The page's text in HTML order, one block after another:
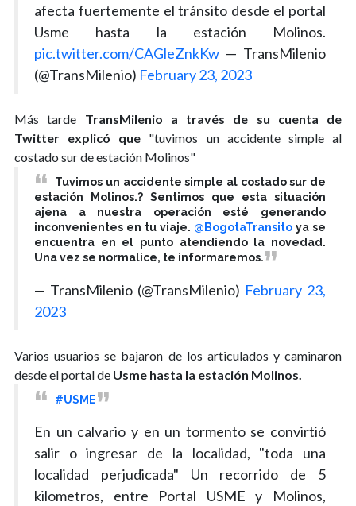
afecta fuertemente el tránsito desde el portal
Usme hasta la estación Molinos.
pic.twitter.com/CAGleZnkKw — TransMilenio
(@TransMilenio) February 23, 2023
Más tarde TransMilenio a través de su cuenta de
Twitter explicó que "tuvimos un accidente simple al
costado sur de estación Molinos"
Tuvimos un accidente simple al costado sur de
estación Molinos.? Sentimos que esta situación
ajena a nuestra operación esté generando
inconvenientes en tu viaje. @BogotaTransito ya se
encuentra en el punto atendiendo la novedad.
Una vez se normalice, te informaremos.
— TransMilenio (@TransMilenio) February 23,
2023
Varios usuarios se bajaron de los articulados y caminaron
desde el portal de Usme hasta la estación Molinos.
#USME
En un calvario y en un tormento se convirtió
salir o ingresar de la localidad, "toda una
localidad perjudicada" Un recorrido de 5
kilometros, entre Portal USME y Molinos,